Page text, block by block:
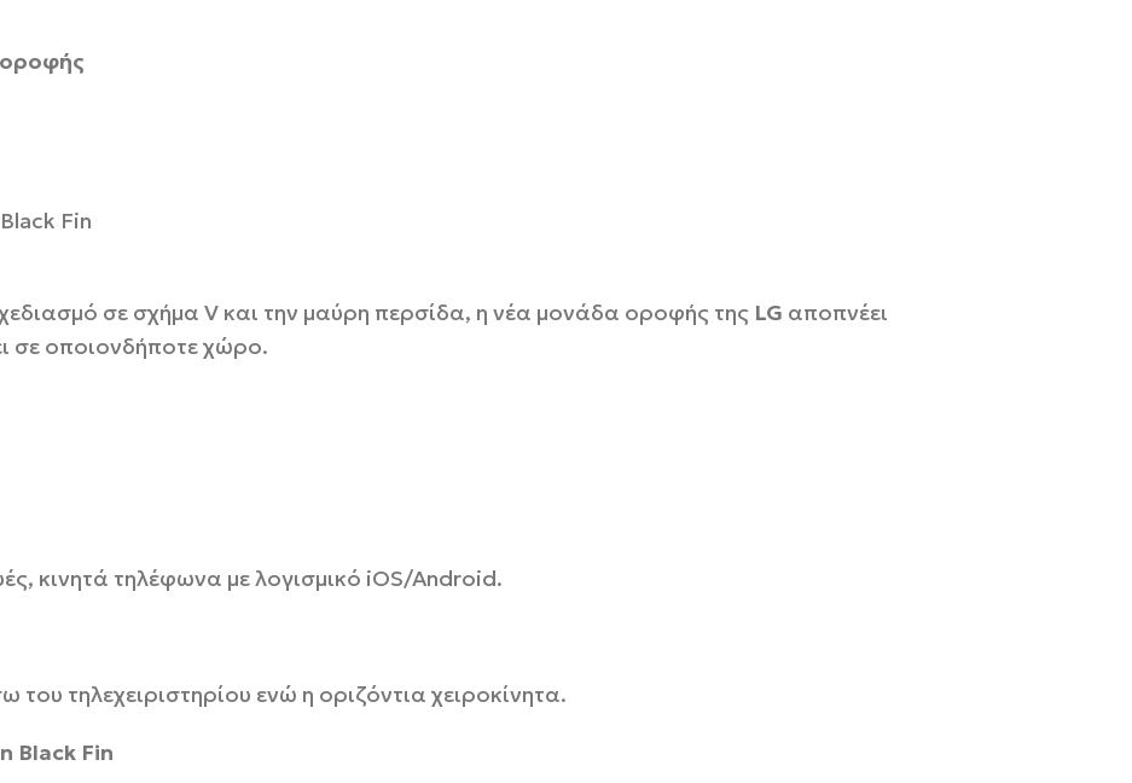
Fin
σε σχήμα V και την μαύρη περσίδα, η νέα μονάδα οροφής της LG αποπνέει
σε οποιονδήποτε χώρο.
κινητά τηλέφωνα με λογισμικό iOS/Android.
τηλεχειριστηρίου ενώ η οριζόντια χειροκίνητα.
Black Fin